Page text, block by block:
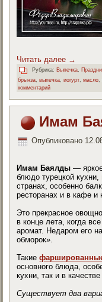
Читать далее →
Рубрика: Выпечка,
брынза ,выпечка ,иогурт ,масло ,
комментарий
Имам
Опубликовано
Имам Баялды —
блюдо турецкой кухни,
странах, особенно
ресторанах и в кафе
Это прекрасное
в конце лета, когда
аромат. Недаром его
обморок».
Такие
основного блюда,
кухни, так и в
Существует два